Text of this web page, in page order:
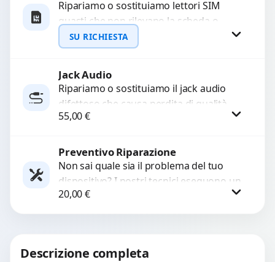
Ripariamo o sostituiamo lettori SIM
guasti che non rilevano la scheda o
interrompono il segnale. Utilizziamo
ricambi testati e garantiti...
SU RICHIESTA
Richiedi Preventivo
Jack Audio
Ripariamo o sostituiamo il jack audio
difettoso che causa perdita di qualità
sonora o impossibilità di collegare cuffie
55,00€
Procedi
Preventivo Riparazione
Non sai quale sia il problema del tuo
dispositivo? I nostri tecnici eseguono un
check-up completo con strumenti
avanzati per...
20,00€
Descrizione completa